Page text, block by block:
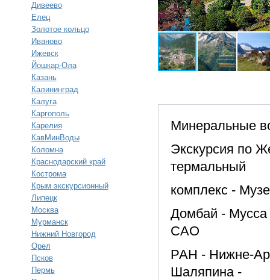
Дивеево
Елец
Золотое кольцо
Иваново
Ижевск
Йошкар-Ола
Казань
Калининград
Калуга
Каргополь
Карелия
КавМинВоды
Коломна
Краснодарский край
Кострома
Крым экскурсионный
Липецк
Москва
Мурманск
Нижний Новгород
Орел
Псков
Пермь
Минеральные
Экскурсия по
термальный
комплекс -
Домбай - Мусса
САО
РАН - Нижне-
Шаляпина -